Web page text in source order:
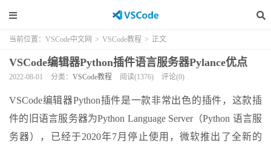
当前位置： VSCode中文网 > VSCode教程 > 正文
VSCode编辑器Python插件语言服务器Pylance优点
2022-08-01 分类： VSCode教程 阅读(1376) 评论(0)
VSCode编辑器Python插件是一款非常出色的插件，这款插
件的旧语言服务器为Python Language Server（Python 语言服
务器），已经于2020年7月停止使用，微软推出了全新的